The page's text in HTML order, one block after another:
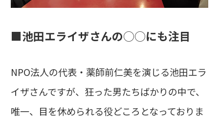
■池田エライザさんの◯◯にも注目
NPO法人の代表・薬師前仁美を演じる池田エラ
イザさんですが、狂った男たちばかりの中で、
唯一、目を休められる役どころとなっておりま